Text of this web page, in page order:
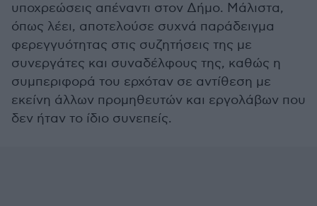
υποχρεώσεις απέναντι στον Δήμο. Μάλιστα,
όπως λέει, αποτελούσε συχνά παράδειγμα
φερεγγυότητας στις συζητήσεις της με
συνεργάτες και συναδέλφους της, καθώς η
συμπεριφορά του ερχόταν σε αντίθεση με
εκείνη άλλων προμηθευτών και εργολάβων που
δεν ήταν το ίδιο συνεπείς.